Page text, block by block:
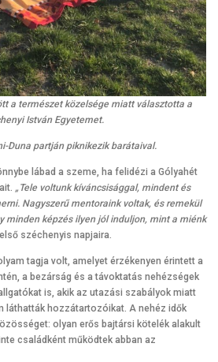
a természet közelsége miatt választotta a
István Egyetemet.
Duna partján piknikezik barátaival.
lábad a szeme, ha felidézi a Gólyahét
„Tele voltunk kíváncsisággal, mindent és
Nagyszerű mentoraink voltak, és remekül
minden képzés ilyen jól induljon, mint a miénk
széchenyis napjaira.
tagja volt, amelyet érzékenyen érintett a
a bezárság és a távoktatás nehézségek
is, akik az utazási szabályok miatt
láthatták hozzátartozóikat. A nehéz idők
olyan erős bajtársi kötelék alakult
családként működtek abban az